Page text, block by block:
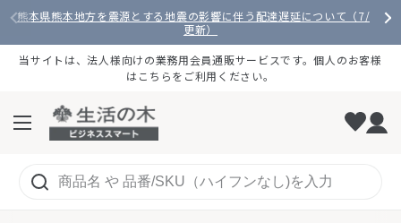
コンテンツへスキップ
熊本県熊本地方を震源とする地震の影響に伴う配達遅延について（7/28
更新）
当サイトは、法人様向けの業務用会員通販サービスです。個人のお客様
はこちらをご利用ください。
メニューを開く